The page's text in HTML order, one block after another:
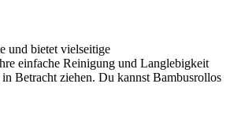
und bietet vielseitige
einfache Reinigung und Langlebigkeit
Betracht ziehen. Du kannst Bambusrollos